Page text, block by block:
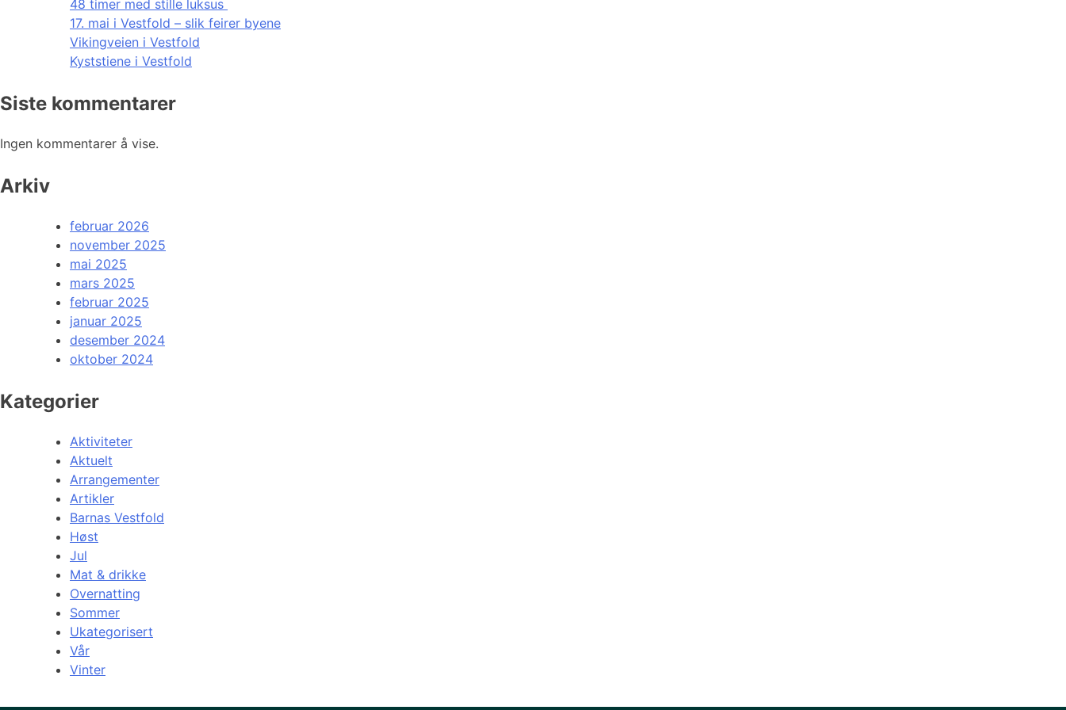
48 timer med stille luksus
17. mai i Vestfold – slik feirer byene
Vikingveien i Vestfold
Kyststiene i Vestfold
Siste kommentarer
Ingen kommentarer å vise.
Arkiv
februar 2026
november 2025
mai 2025
mars 2025
februar 2025
januar 2025
desember 2024
oktober 2024
Kategorier
Aktiviteter
Aktuelt
Arrangementer
Artikler
Barnas Vestfold
Høst
Jul
Mat & drikke
Overnatting
Sommer
Ukategorisert
Vår
Vinter